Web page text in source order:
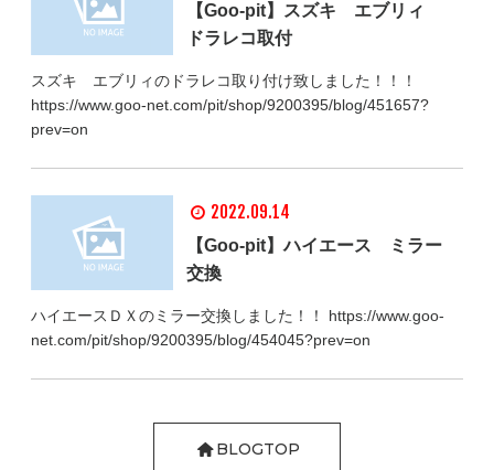
【Goo-pit】スズキ エブリィ
ドラレコ取付
スズキ エブリィのドラレコ取り付け致しました！！！
https://www.goo-net.com/pit/shop/9200395/blog/451657?
prev=on
2022.09.14
【Goo‐pit】ハイエース ミラー
交換
ハイエースＤＸのミラー交換しました！！ https://www.goo-
net.com/pit/shop/9200395/blog/454045?prev=on
BLOGTOP